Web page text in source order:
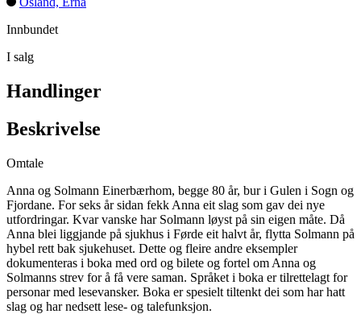
Innbundet
I salg
Handlinger
Beskrivelse
Omtale
Anna og Solmann Einerbærhom, begge 80 år, bur i Gulen i Sogn og
Fjordane. For seks år sidan fekk Anna eit slag som gav dei nye
utfordringar. Kvar vanske har Solmann løyst på sin eigen måte. Då
Anna blei liggjande på sjukhus i Førde eit halvt år, flytta Solmann på
hybel rett bak sjukehuset. Dette og fleire andre eksempler
dokumenteras i boka med ord og bilete og fortel om Anna og
Solmanns strev for å få vere saman. Språket i boka er tilrettelagt for
personar med lesevansker. Boka er spesielt tiltenkt dei som har hatt
slag og har nedsett lese- og talefunksjon.